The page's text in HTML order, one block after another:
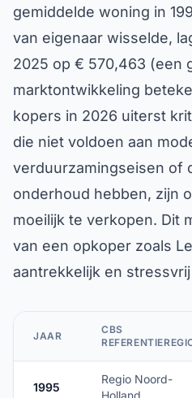
gemiddelde woning in
van eigenaar wisselde,
2025 op € 570,463 (een
marktontwikkeling
kopers in 2026 uiterst
die niet voldoen aan
verduurzamingseisen of
onderhoud hebben, zijn
moeilijk te verkopen. Dit
van een opkoper zoals
aantrekkelijk en
JAAR
CBS
1995
Regio Noord-
Holland